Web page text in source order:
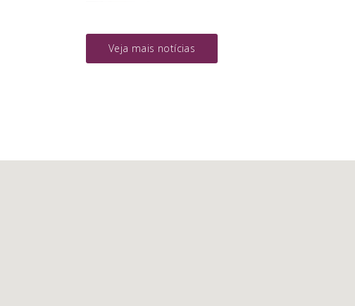
Veja mais notícias